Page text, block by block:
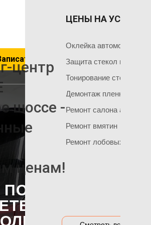
на услуги
Чем мы занимаемся
Команда мастеров
Социальные сети
Акция на тонировку
Акция на полировку
ГЛАВНАЯ
Оклейка
Оклейка
ОКЛЕЙКА
Оклейка
Оклейка
Оклейка
Оклейка
Оклейка
Оклейка автомобиля
Защита стекол пленкой
Ремонт салона
Ремонт вмятин
Ремонт лобовых стекол
Тонирование стекол
Демонтаж пленки
ЦЕНЫ НА УСЛУГИ
центр
шоссе -
ценам!
ПОЛНАЯ